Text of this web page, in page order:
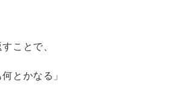
ことで、
とかなる」